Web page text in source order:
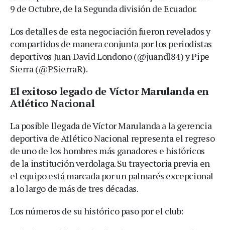
9 de Octubre, de la Segunda división de Ecuador.
Los detalles de esta negociación fueron revelados y
compartidos de manera conjunta por los periodistas
deportivos Juan David Londoño (@juandl84) y Pipe
Sierra (@PSierraR).
El exitoso legado de Víctor Marulanda en
Atlético Nacional
La posible llegada de Víctor Marulanda a la gerencia
deportiva de Atlético Nacional representa el regreso
de uno de los hombres más ganadores e históricos
de la institución verdolaga. Su trayectoria previa en
el equipo está marcada por un palmarés excepcional
a lo largo de más de tres décadas.
Los números de su histórico paso por el club: